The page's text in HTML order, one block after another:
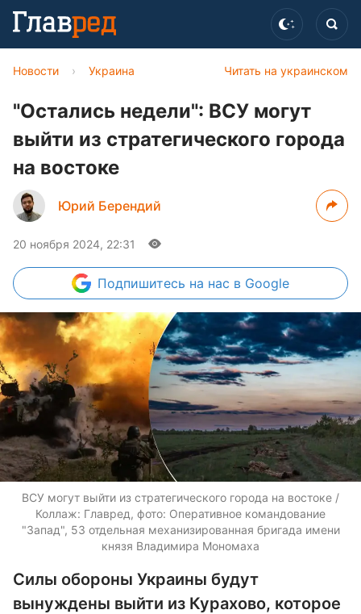
Читать на украинском
Новости › Украина
"Остались недели": ВСУ могут
выйти из стратегического города
на востоке
Юрий Берендий
20 ноября 2024, 22:31
Подпишитесь на нас в Google
ВСУ могут выйти из стратегического города на востоке /
Коллаж: Главред, фото: Оперативное командование
"Запад", 53 отдельная механизированная бригада имени
князя Владимира Мономаха
Силы обороны Украины будут
вынуждены выйти из Курахово, которое